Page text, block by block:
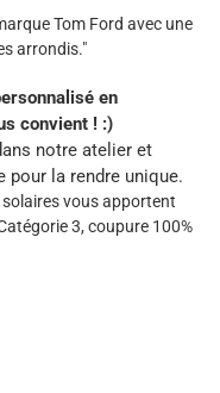
Tom Ford avec une
arrondis."
en
convient ! :)
notre atelier et
pour la rendre unique.
vous apportent
3, coupure 100%